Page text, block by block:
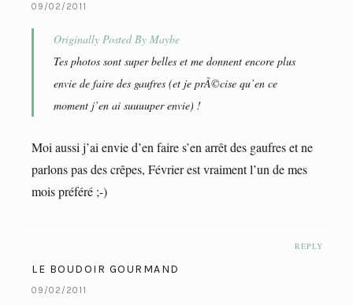
09/02/2011
Originally Posted By Maybe
Tes photos sont super belles et me donnent encore plus
envie de faire des gaufres (et je prÃ©cise qu’en ce
moment j’en ai suuuuper envie) !
Moi aussi j’ai envie d’en faire s’en arrêt des gaufres et ne
parlons pas des crêpes, Février est vraiment l’un de mes
mois préféré ;-)
REPLY
LE BOUDOIR GOURMAND
09/02/2011